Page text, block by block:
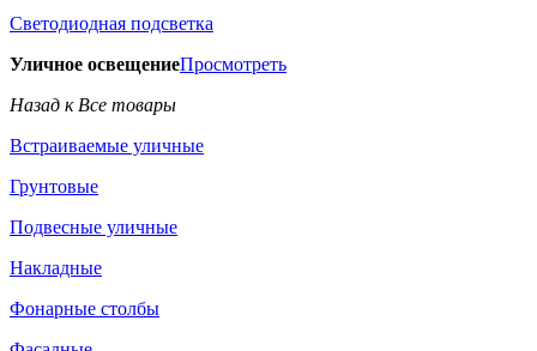
Светодиодная подсветка
Уличное освещениеПросмотреть
Назад к Все товары
Встраиваемые уличные
Грунтовые
Подвесные уличные
Накладные
Фонарные столбы